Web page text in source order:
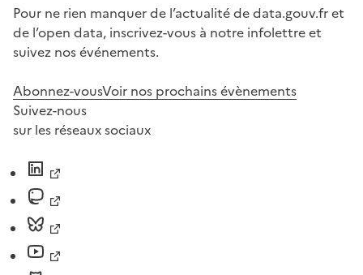
Pour ne rien manquer de l’actualité de data.gouv.fr et
de l’open data, inscrivez-vous à notre infolettre et
suivez nos événements.
Abonnez-vousVoir nos prochains évènements
Suivez-nous
sur les réseaux sociaux